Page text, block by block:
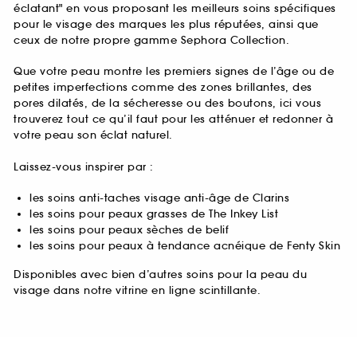
éclatant" en vous proposant les meilleurs soins spécifiques
pour le visage des marques les plus réputées, ainsi que
ceux de notre propre gamme Sephora Collection.
Que votre peau montre les premiers signes de l’âge ou de
petites imperfections comme des zones brillantes, des
pores dilatés, de la sécheresse ou des boutons, ici vous
trouverez tout ce qu’il faut pour les atténuer et redonner à
votre peau son éclat naturel.
Laissez-vous inspirer par :
les soins anti-taches visage anti-âge de Clarins
les soins pour peaux grasses de The Inkey List
les soins pour peaux sèches de belif
les soins pour peaux à tendance acnéique de Fenty Skin
Disponibles avec bien d’autres soins pour la peau du
visage dans notre vitrine en ligne scintillante.